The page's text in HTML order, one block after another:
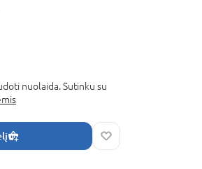
nuolaida. Sutinku su